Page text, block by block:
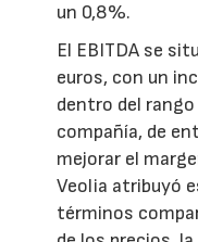
un 0,8%.
El EBITDA se
euros, con un
dentro del
compañía, de
mejorar el
Veolia atribuyó
términos